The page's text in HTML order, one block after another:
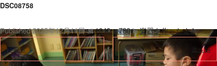
DSC08758
Published2025年12月11日at1040 × 780in楽器を作ったよ♪.
← 前へ 次へ →